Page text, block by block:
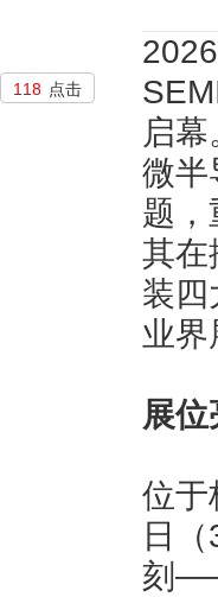
118 点击
启
微半
题，
其在
装四
业界
展
位于
日
刻